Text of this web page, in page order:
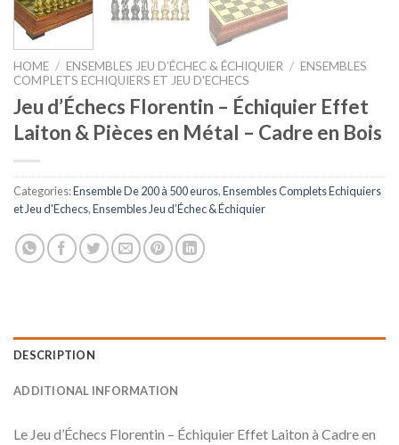
HOME / ENSEMBLES JEU D’ÉCHEC & ÉCHIQUIER / ENSEMBLES
COMPLETS ECHIQUIERS ET JEU D'ECHECS
Jeu d’Échecs Florentin – Échiquier Effet
Laiton & Pièces en Métal – Cadre en Bois
Categories:Ensemble De 200 à 500 euros,Ensembles Complets Echiquiers
et Jeu d'Echecs,Ensembles Jeu d’Échec & Échiquier
DESCRIPTION
ADDITIONAL INFORMATION
Le Jeu d’Échecs Florentin – Échiquier Effet Laiton à Cadre en